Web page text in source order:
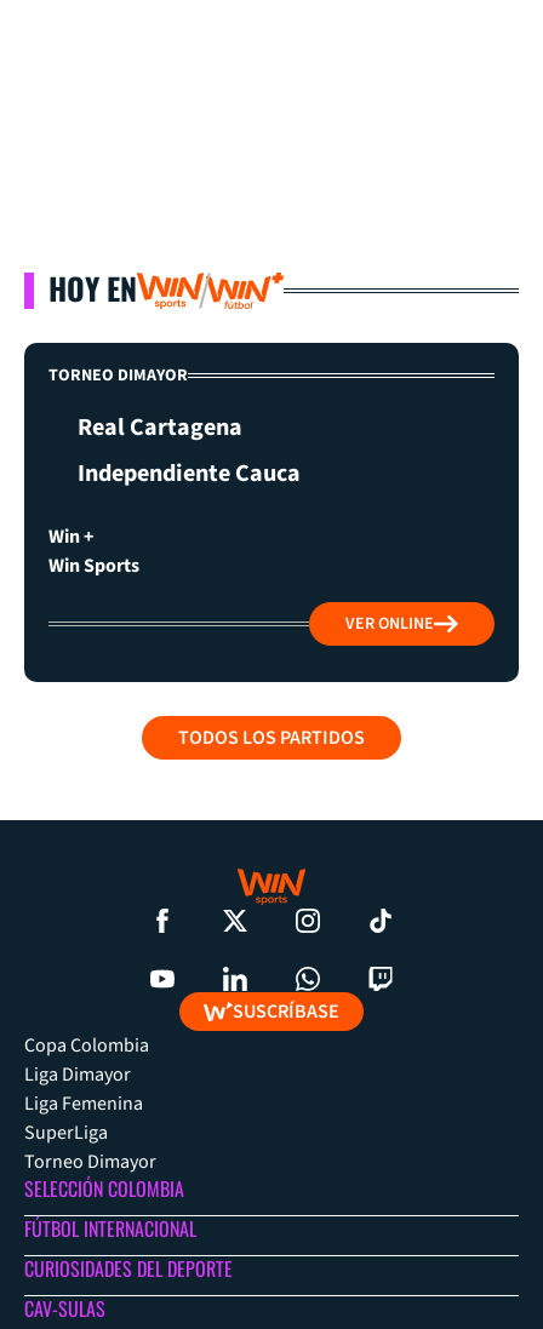
HOY EN
TORNEO DIMAYOR
Real Cartagena
Independiente Cauca
Win +
Win Sports
VER ONLINE
TODOS LOS PARTIDOS
SUSCRÍBASE
Copa Colombia
Liga Dimayor
Liga Femenina
SuperLiga
Torneo Dimayor
SELECCIÓN COLOMBIA
FÚTBOL INTERNACIONAL
CURIOSIDADES DEL DEPORTE
CAV-SULAS